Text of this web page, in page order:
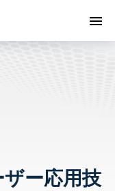
ト
ー応用技